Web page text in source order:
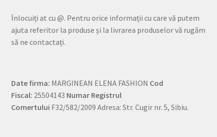
Înlocuiți at cu @. Pentru orice informații cu care vă putem
ajuta referitor la produse și la livrarea produselor vă rugăm
să ne contactați.
Date firma: MARGINEAN ELENA FASHION Cod
Fiscal: 25504143 Numar Registrul
Comertului F32/582/2009 Adresa: Str. Cugir nr. 5, Sibiu.